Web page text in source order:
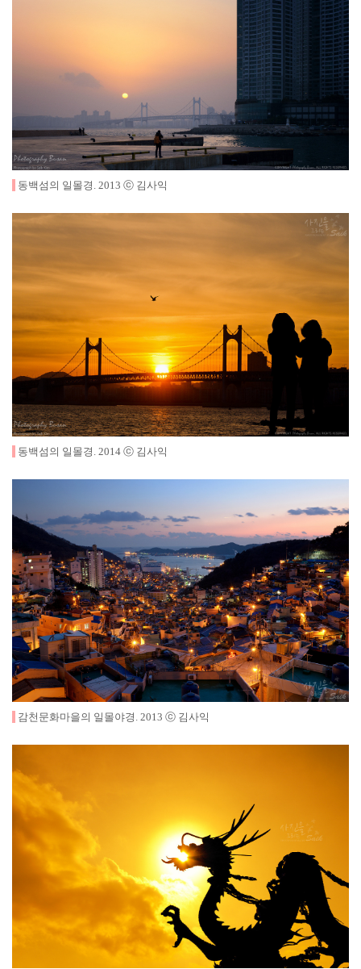
동백섬의 일몰경 2013 ⓒ 김사익
동백섬의 일몰경 2014 ⓒ 김사익
감천문화마을의 일몰야경 . 2013 ⓒ 김사익